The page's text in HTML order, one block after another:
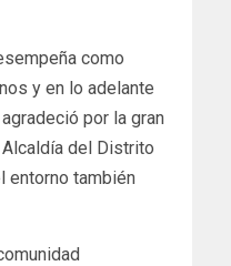
como
y en lo adelante
por la gran
del Distrito
entorno también